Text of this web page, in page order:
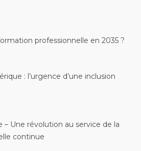
professionnelle en 2035 ?
: l’urgence d’une inclusion
– Une révolution au service de la
continue